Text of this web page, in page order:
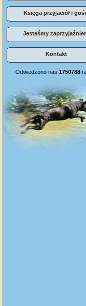
Księga przyjaciół i
Jesteśmy
Kontakt
Odwiedzono nas 1750788